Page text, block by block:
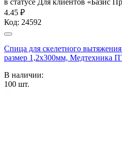
4.45 ₽
Код: 24592
Спица для скелетного вытяжения
размер 1,2х300мм,
В наличии:
100 шт.